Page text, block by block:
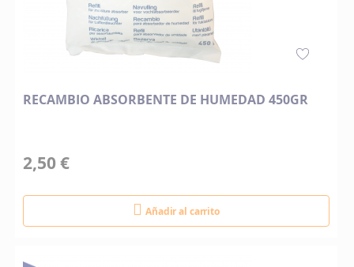
RECAMBIO ABSORBENTE DE HUMEDAD 450GR
2,50 €
Añadir al carrito